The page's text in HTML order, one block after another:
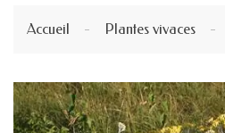
Accueil Plantes vivaces